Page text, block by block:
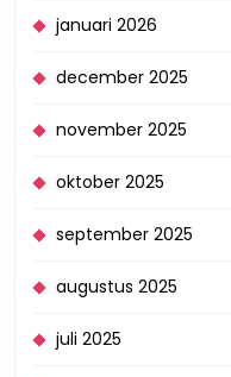
januari 2026
december 2025
november 2025
oktober 2025
september 2025
augustus 2025
juli 2025